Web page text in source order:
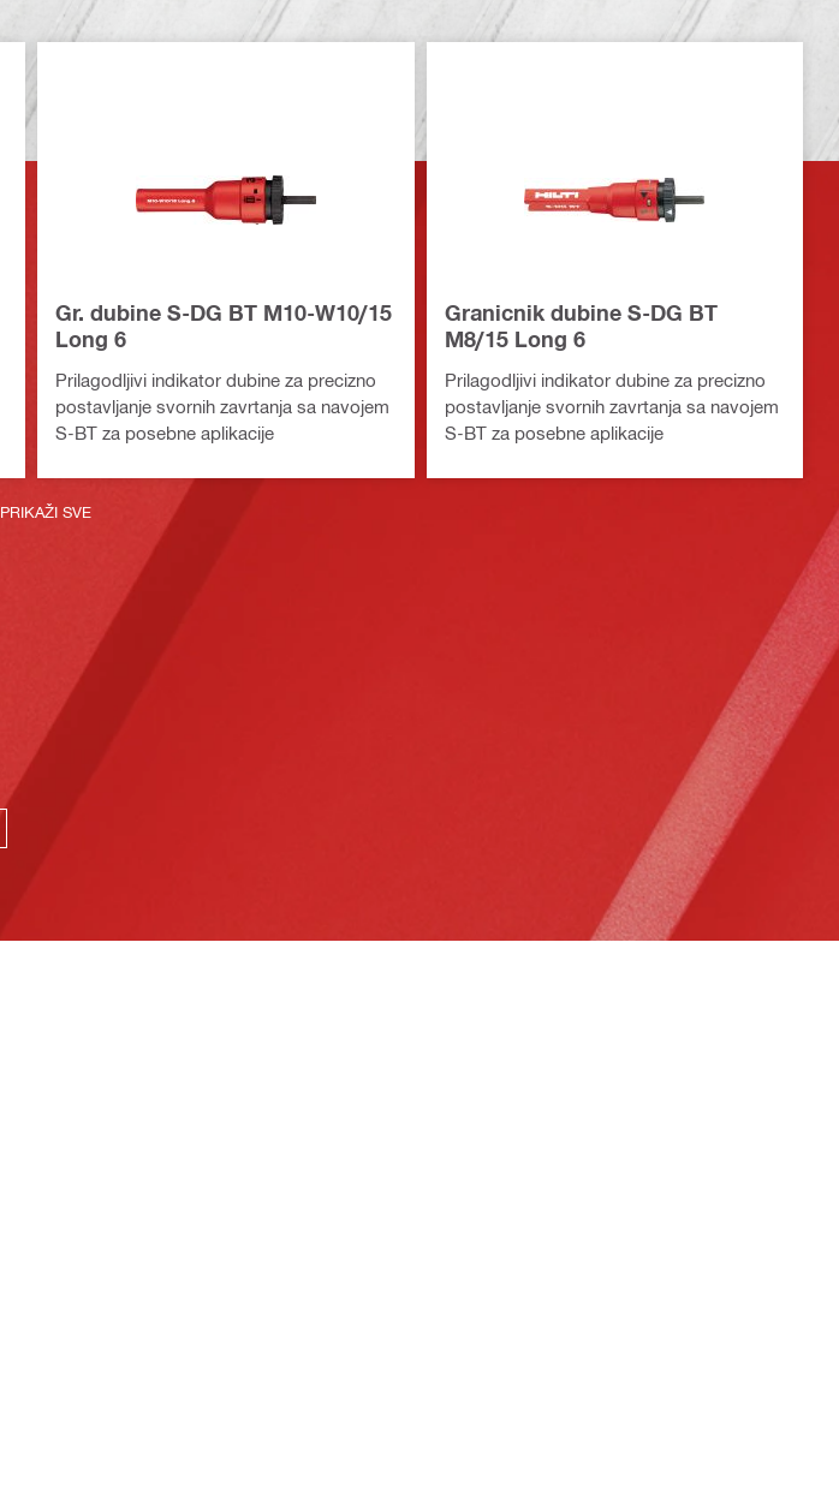
Gr. dubine S-DG BT M10-W10/15
Long 6
Prilagodljivi indikator dubine za precizno
postavljanje svornih zavrtanja sa navojem
S-BT za posebne aplikacije
Granicnik dubine S-DG BT
M8/15 Long 6
Prilagodljivi indikator dubine za precizno
postavljanje svornih zavrtanja sa navojem
S-BT za posebne aplikacije
PRIKAŽI SVE